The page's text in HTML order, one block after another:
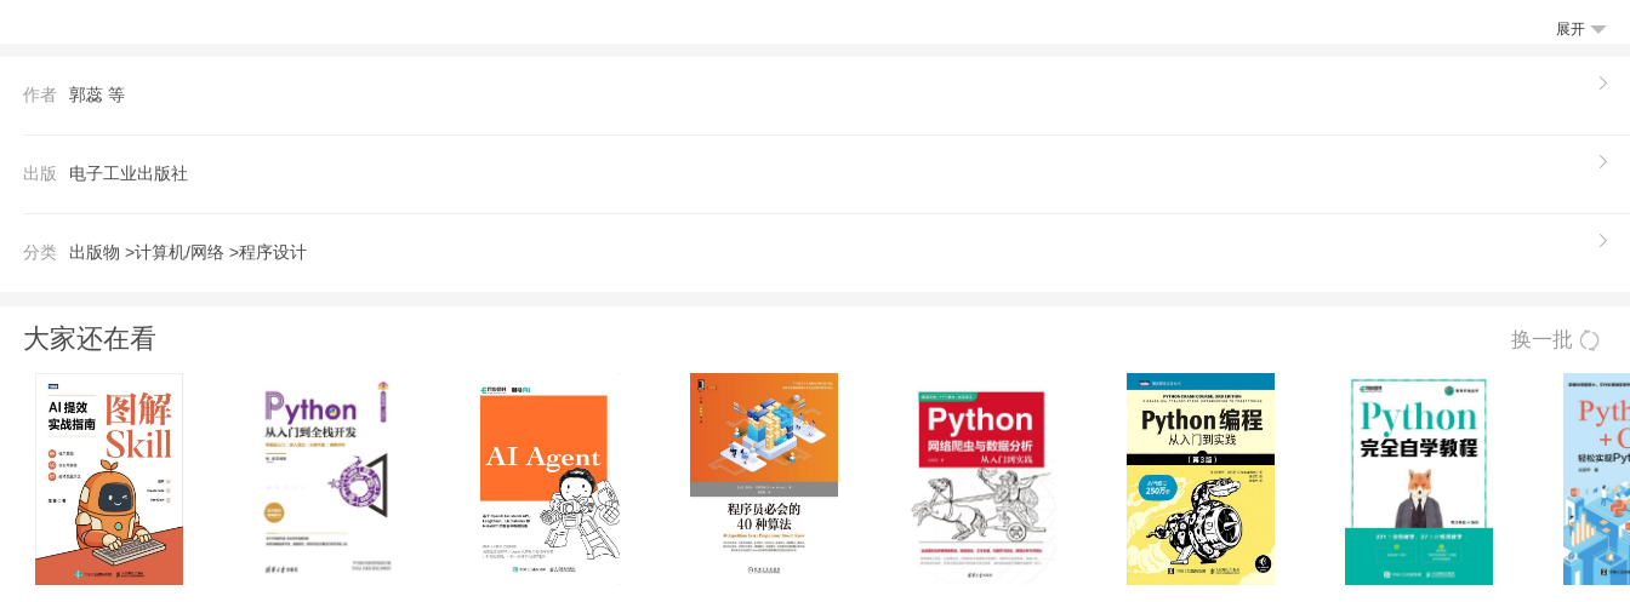
《21天学通JavaScript（第3版）》附赠DVD光盘1张，内容包括超大容量手把手教学视频、电子教案（PPT）、源代码、职场面试法宝
【推荐语】
通C语言（第3版）(含DVD光盘1张) 21天学通Java（第3版）(含DVD光盘1张) 21天学通Oracle（第3版）(含DVD光盘1张) 21天学通SQ
目前这些图书已经多次印刷、改版。可以说，“21天学编程系列”是自2009年以来国内原创计算机编程图书很有影响力的品牌之一。 本书
有何特色 1．细致体贴的讲解 为了让读者更快地上手，本书特别设计了适合初学者的学习方式，用准确的语言总结概念?用直观的图示
演示过程?用详细的注释解释代码?用形象的比方帮助记忆。 2．实用超值的DVD光盘 为了帮助读者比较直观地学习，本书附带DVD光
盘，内容包括多媒体视频、电子教案（PPT）和实例源代码等。 3．提供完善的技术支持
【作者】
本书的作者团队成员为一线发工程师、资深编程专家或专业培训师，在编程发方面有着丰富的经验，并已出版过多本相关畅销书，颇受
广大读者认可。长期积累的发实战经验，结合对编程门爱好者需求与特的深调查研究，本书的内容结构十分有利于编程爱好者和相关学
展开
作者 郭蕊 等
出版 电子工业出版社
分类 出版物 >计算机/网络 >程序设计
大家还在看 换一批